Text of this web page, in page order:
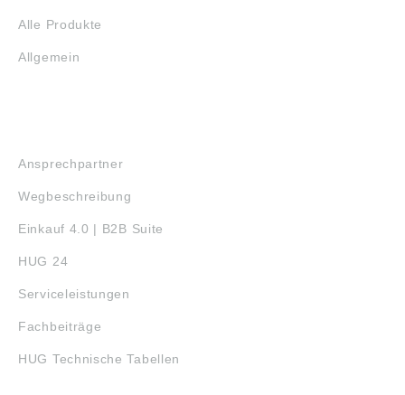
Alle Produkte
Allgemein
Ansprechpartner
Wegbeschreibung
Einkauf 4.0 | B2B Suite
HUG 24
Serviceleistungen
Fachbeiträge
HUG Technische Tabellen